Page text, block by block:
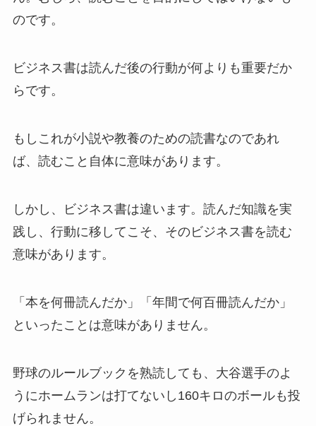
のです。
ビジネス書は読んだ後の行動が何よりも重要だか
らです。
もしこれが小説や教養のための読書なのであれ
ば、読むこと自体に意味があります。
しかし、ビジネス書は違います。読んだ知識を実
践し、行動に移してこそ、そのビジネス書を読む
意味があります。
「本を何冊読んだか」「年間で何百冊読んだか」
といったことは意味がありません。
野球のルールブックを熟読しても、大谷選手のよ
うにホームランは打てないし160キロのボールも投
げられません。